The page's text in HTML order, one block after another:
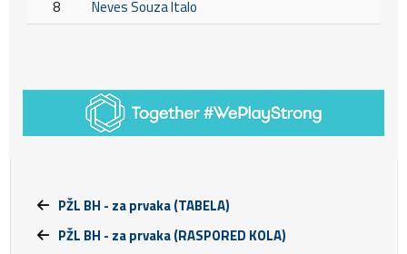
8 Neves Souza Italo
PŽL BH - za prvaka (TABELA)
PŽL BH - za prvaka (RASPORED KOLA)